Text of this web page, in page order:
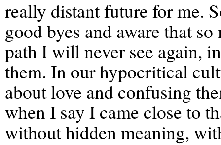
really distant future for me.
good byes and aware that
path I will never see again,
them. In our hypocritical
about love and confusing
when I say I came close to
without hidden meaning,